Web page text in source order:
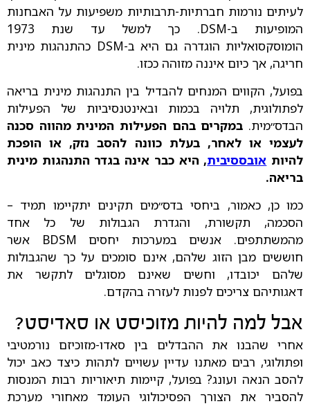
לעיתים נורמות חברתיות-תרבותיות משפיעות על האבחנות
המופיעות ב-DSM. כך למשל עד שנת 1973
הומוסקסואליות הוגדרה גם היא ב-DSM כהתנהגות מינית
חריגה, אך כיום איננה מזוהה ככזו.
בפועל, הקווים המנחים להבדיל בין התנהגות מינית בריאה
לפתולוגית, תלויה בכמות ובאינטנסיביות של הפעילות
הבדס״מית. במקרים בהם הפעילות המינית מהווה סכנה
לעצמי או לאחר, בעלת כוונה להסב נזק, או הופכת
להיות אובססיבית, היא כבר אינה בגדר התנהגות מינית
בריאה.
כמו כן, כאמור, ביחסי בדס״מים תקינים יתקיימו תמיד –
הסכמה, תקשורת, והגדרת הגבולות של כל אחד
מהמשתתפים. אנשים במערכות יחסים BDSM אשר
חוששים מבן הזוג שלהם, אינם סומכים על כך שהגבולות
שלהם יכובדו, וחשים שאינם מסוגלים לתקשר את
דאגותיהם צריכים לפנות לעזרה בהקדם.
אבל למה להיות מזוכיסט או סאדיסט?
אחרי שהבנו את ההבדלים בין סאדו-מזוכיזם נורמטיבי
ופתולוגי, רבים מאתנו עדיין עשויים לתהות כיצד כאב יכול
להסב הנאה ועונג? בפועל, קיימות תיאוריות רבות המנסות
להסביר את הצורך הפסיכולוגי העומד מאחורי מערכת